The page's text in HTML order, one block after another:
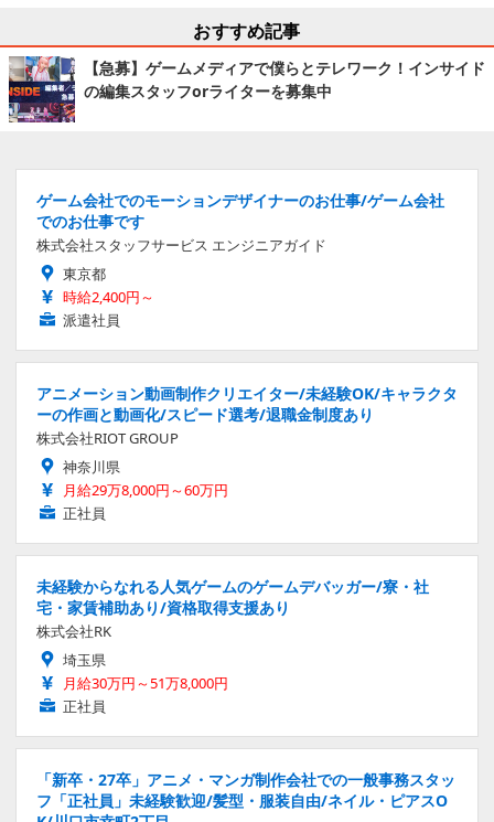
おすすめ記事
【急募】ゲームメディアで僕らとテレワーク！インサイド
の編集スタッフorライターを募集中
ゲーム会社でのモーションデザイナーのお仕事/ゲーム会社
でのお仕事です
株式会社スタッフサービス エンジニアガイド
東京都
時給2,400円～
派遣社員
アニメーション動画制作クリエイター/未経験OK/キャラクタ
ーの作画と動画化/スピード選考/退職金制度あり
株式会社RIOT GROUP
神奈川県
月給29万8,000円～60万円
正社員
未経験からなれる人気ゲームのゲームデバッガー/寮・社
宅・家賃補助あり/資格取得支援あり
株式会社RK
埼玉県
月給30万円～51万8,000円
正社員
「新卒・27卒」アニメ・マンガ制作会社での一般事務スタッ
フ「正社員」未経験歓迎/髪型・服装自由/ネイル・ピアスO